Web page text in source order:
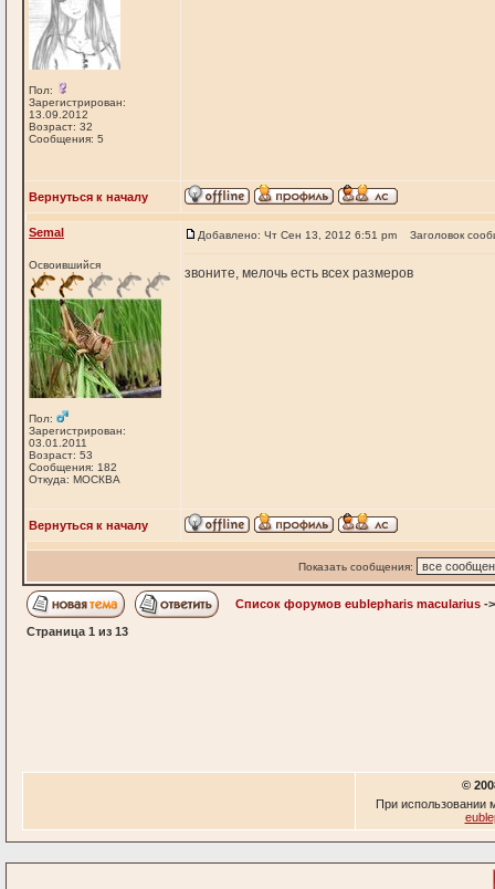
Пол:
Зарегистрирован:
13.09.2012
Возраст: 32
Сообщения: 5
Вернуться к началу
Semal
Освоившийся
Пол:
Зарегистрирован:
03.01.2011
Возраст: 53
Сообщения: 182
Откуда: МОСКВА
Добавлено: Чт Сен 13, 2012 6:51 pm Заголовок
звоните, мелочь есть всех размеров
Вернуться к началу
Показать сообщения:
Список форумов eublepharis macularius -
Страница 1 из 13
©
При использовании